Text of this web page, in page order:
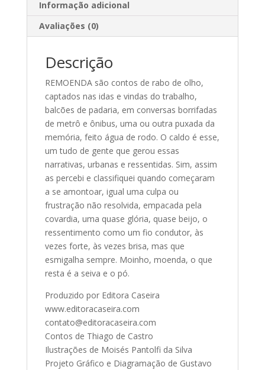
Informação adicional
Avaliações (0)
Descrição
REMOENDA são contos de rabo de olho,
captados nas idas e vindas do trabalho,
balcões de padaria, em conversas borrifadas
de metrô e ônibus, uma ou outra puxada da
memória, feito água de rodo. O caldo é esse,
um tudo de gente que gerou essas
narrativas, urbanas e ressentidas. Sim, assim
as percebi e classifiquei quando começaram
a se amontoar, igual uma culpa ou
frustração não resolvida, empacada pela
covardia, uma quase glória, quase beijo, o
ressentimento como um fio condutor, às
vezes forte, às vezes brisa, mas que
esmigalha sempre. Moinho, moenda, o que
resta é a seiva e o pó.
Produzido por Editora Caseira
www.editoracaseira.com
contato@editoracaseira.com
Contos de Thiago de Castro
Ilustrações de Moisés Pantolfi da Silva
Projeto Gráfico e Diagramação de Gustavo